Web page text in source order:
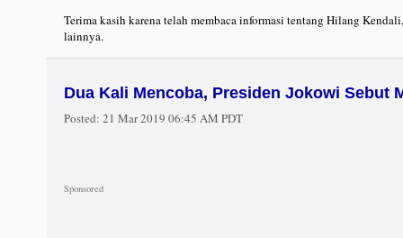
Terima kasih karena telah membaca informasi tentang Hilang
lainnya.
Dua Kali Mencoba, Presiden Jokowi Sebut
Posted: 21 Mar 2019 06:45 AM PDT